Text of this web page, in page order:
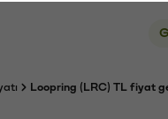
Loopring (LRC) TL fiyat